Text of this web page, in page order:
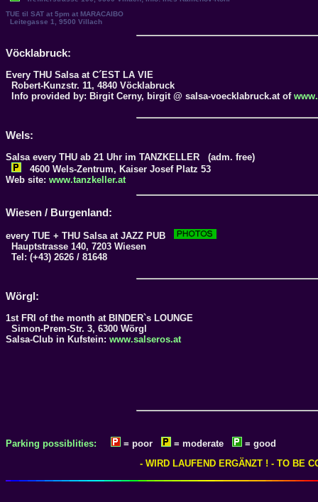
TUE til SAT at 5pm at MARACAIBO
Leitegasse 1, 9500 Villach
Vöcklabruck:
Every THU Salsa at C´EST LA VIE
Robert-Kunzstr. 11, 4840 Vöcklabruck
Info provided by: Birgit Cerny, birgit @ salsa-voecklabruck.at of
Wels:
Salsa every THU ab 21 Uhr im TANZKELLER (adm. free)
4600 Wels-Zentrum, Kaiser Josef Platz 53
Web site: www.tanzkeller.at
Wiesen / Burgenland:
every TUE + THU Salsa at JAZZ PUB
Hauptstrasse 140, 7203 Wiesen
Tel: (+43) 2626 / 81648
Wörgl:
1st FRI of the month at BINDER`s LOUNGE
Simon-Prem-Str. 3, 6300 Wörgl
Salsa-Club in Kufstein: www.salseros.at
Parking possiblities: = poor = moderate
= good
- WIRD LAUFEND ERGÄNZT ! - TO BE